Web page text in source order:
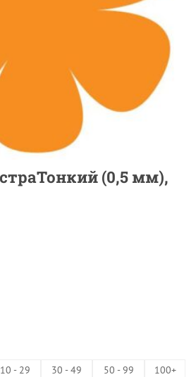
(0,5 мм),
10 - 29 30 - 49 50 - 99
100+